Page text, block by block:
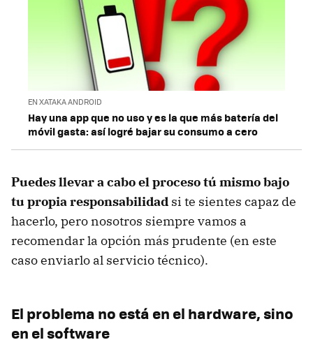
EN XATAKA ANDROID
Hay una app que no uso y es la que más batería del
móvil gasta: así logré bajar su consumo a cero
Puedes llevar a cabo el proceso tú mismo bajo
tu propia responsabilidad si te sientes capaz de
hacerlo, pero nosotros siempre vamos a
recomendar la opción más prudente (en este
caso enviarlo al servicio técnico).
El problema no está en el hardware, sino
en el software